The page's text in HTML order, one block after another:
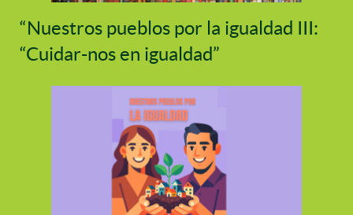
“Nuestros pueblos por la igualdad III:
“Cuidar-nos en igualdad”